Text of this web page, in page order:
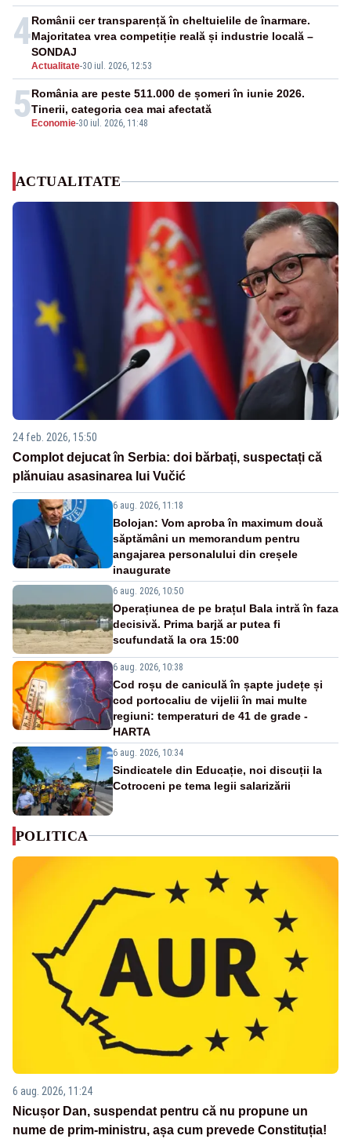
4
Actualitate-30 iul. 2026, 12:53
Românii cer transparență în cheltuielile de înarmare.
Majoritatea vrea competiție reală și industrie locală –
SONDAJ
5 Economie-30 iul. 2026, 11:48
România are peste 511.000 de șomeri în iunie 2026.
Tinerii, categoria cea mai afectată
ACTUALITATE
24 feb. 2026, 15:50
Complot dejucat în Serbia: doi bărbați, suspectați că
plănuiau asasinarea lui Vučić
6 aug. 2026, 11:18
Bolojan: Vom aproba în maximum două
săptămâni un memorandum pentru
angajarea personalului din creșele
inaugurate
6 aug. 2026, 10:50
Operațiunea de pe brațul Bala intră în faza
decisivă. Prima barjă ar putea fi
scufundată la ora 15:00
6 aug. 2026, 10:38
Cod roșu de caniculă în șapte județe și
cod portocaliu de vijelii în mai multe
regiuni: temperaturi de 41 de grade -
HARTA
6 aug. 2026, 10:34
Sindicatele din Educație, noi discuții la
Cotroceni pe tema legii salarizării
POLITICA
6 aug. 2026, 11:24
Nicușor Dan, suspendat pentru că nu propune un
nume de prim-ministru, așa cum prevede Constituția!